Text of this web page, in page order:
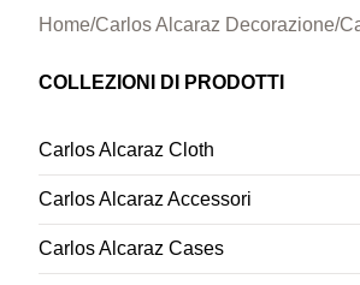
Home/Carlos Alcaraz Decorazione/
COLLEZIONI DI PRODOTTI
Carlos Alcaraz Cloth
Carlos Alcaraz Accessori
Carlos Alcaraz Cases